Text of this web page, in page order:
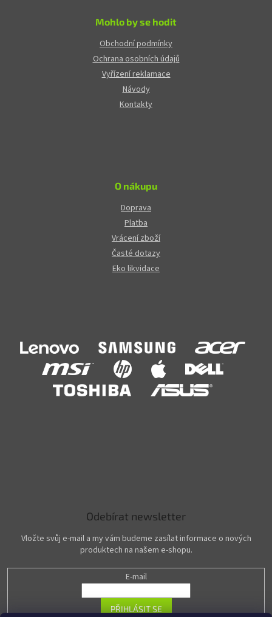
Mohlo by se hodit
Obchodní podmínky
Ochrana osobních údajů
Vyřízení reklamace
Návody
Kontakty
O nákupu
Doprava
Platba
Vrácení zboží
Časté dotazy
Eko likvidace
Odebírat newsletter
Vložte svůj e-mail a my vám budeme zasílat informace o nových
produktech na našem e-shopu.
E-mail
PŘIHLÁSIT SE